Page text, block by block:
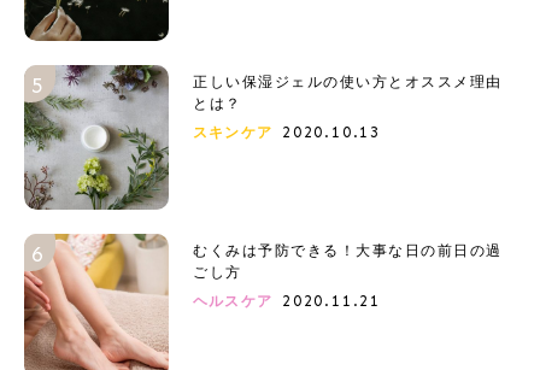
正しい保湿ジェルの使い方とオススメ理由
とは？
スキンケア
2020.10.13
むくみは予防できる！大事な日の前日の過
ごし方
ヘルスケア
2020.11.21